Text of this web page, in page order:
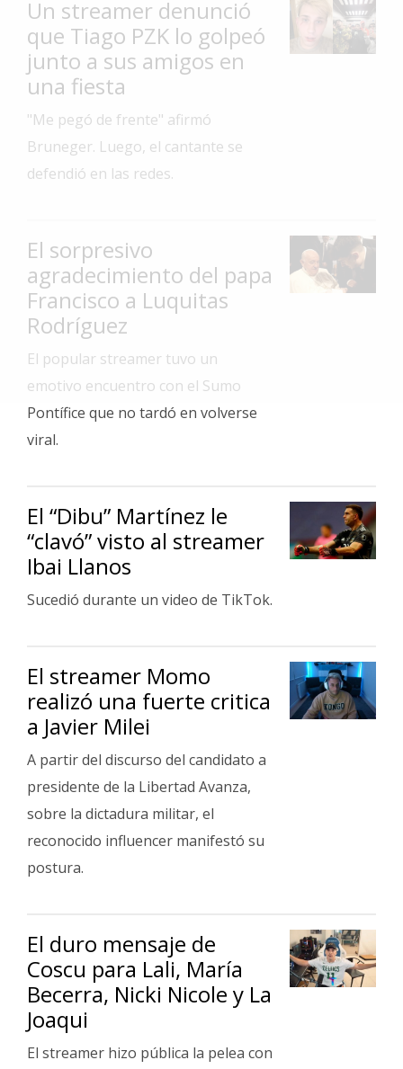
Interés
General
La
Ciudad
Deportes
Arte
y
Cartelera
Fotos
de
Clasificados
Fúnebres
Un streamer denunció
que Tiago PZK lo golpeó
junto a sus amigos en
una fiesta
"Me pegó de frente" afirmó
Bruneger. Luego, el cantante se
defendió en las redes.
El sorpresivo
agradecimiento del papa
Francisco a Luquitas
Rodríguez
El popular streamer tuvo un
emotivo encuentro con el Sumo
Pontífice que no tardó en volverse
viral.
El “Dibu” Martínez le
“clavó” visto al streamer
Ibai Llanos
Sucedió durante un video de TikTok.
El streamer Momo
realizó una fuerte critica
a Javier Milei
A partir del discurso del candidato a
presidente de la Libertad Avanza,
sobre la dictadura militar, el
reconocido influencer manifestó su
postura.
El duro mensaje de
Coscu para Lali, María
Becerra, Nicki Nicole y La
Joaqui
El streamer hizo pública la pelea con